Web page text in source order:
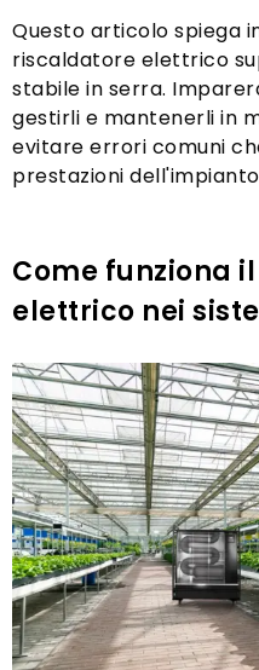
Questo articolo spiega
riscaldatore elettrico
stabile in serra.
gestirli e mantenerli in
evitare errori comuni
prestazioni
Come funziona
elettrico nei